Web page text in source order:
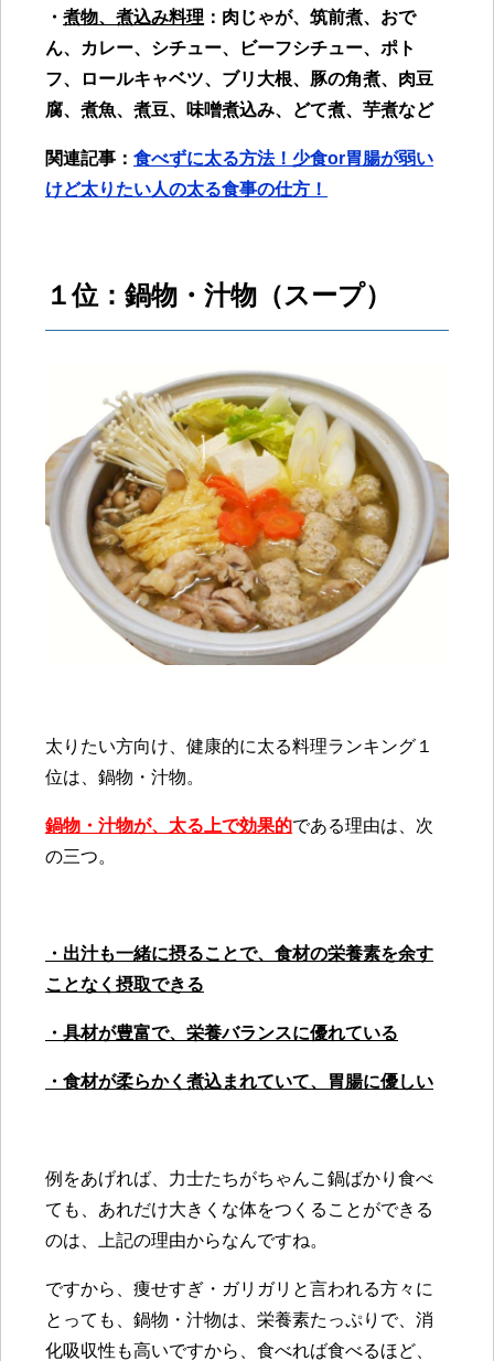
・ 煮物、煮込み料理 ：肉じゃが、筑前煮、おで
ん、カレー、シチュー、ビーフシチュー、ポト
フ、ロールキャベツ、ブリ大根、豚の角煮、肉豆
腐、煮魚、煮豆、味噌煮込み、どて煮、芋煮など
関連記事： 食べずに太る方法！少食or胃腸が弱い
けど太りたい人の太る食事の仕方！
１位：鍋物・汁物 （スープ）
太りたい方向け、健康的に太る料理ランキング１
位は、鍋物・汁物。
鍋物・汁物が、太る上で効果的である理由は、次
の三つ。
・出汁も一緒に摂ることで、食材の栄養素を余す
ことなく摂取できる
・具材が豊富で、栄養バランスに優れている
・食材が柔らかく煮込まれていて、胃腸に優しい
例をあげれば、力士たちがちゃんこ鍋ばかり食べ
ても、あれだけ大きくな体をつくることができる
のは、上記の理由からなんですね。
ですから、痩せすぎ・ガリガリと言われる方々に
とっても、鍋物・汁物は、栄養素たっぷりで、消
化吸収性も高いですから、食べれば食べるほど、